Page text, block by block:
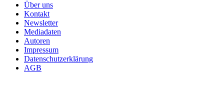
Über uns
Kontakt
Newsletter
Mediadaten
Autoren
Impressum
Datenschutzerklärung
AGB